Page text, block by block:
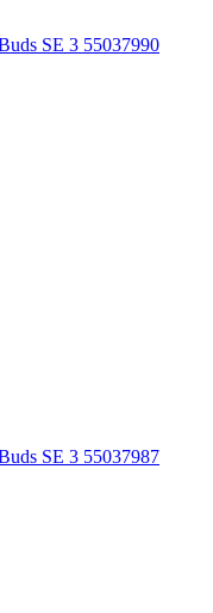
SE 3 55037990
SE 3 55037987